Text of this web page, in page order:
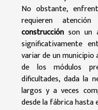
No obstante,
requieren
construcción son un
significativamente
variar de un
de los módulos
dificultades, dada la
largos y a veces
desde la fábrica